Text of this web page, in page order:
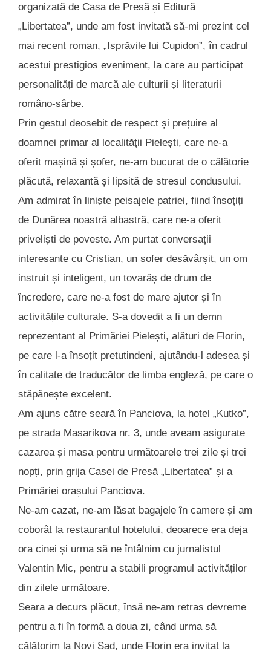
organizată de Casa de Presă și Editură
„Libertatea”, unde am fost invitată să-mi prezint cel
mai recent roman, „Isprăvile lui Cupidon”, în cadrul
acestui prestigios eveniment, la care au participat
personalități de marcă ale culturii și literaturii
româno-sârbe.
Prin gestul deosebit de respect și prețuire al
doamnei primar al localității Pielești, care ne-a
oferit mașină și șofer, ne-am bucurat de o călătorie
plăcută, relaxantă și lipsită de stresul condusului.
Am admirat în liniște peisajele patriei, fiind însoțiți
de Dunărea noastră albastră, care ne-a oferit
priveliști de poveste. Am purtat conversații
interesante cu Cristian, un șofer desăvârșit, un om
instruit și inteligent, un tovarăș de drum de
încredere, care ne-a fost de mare ajutor și în
activitățile culturale. S-a dovedit a fi un demn
reprezentant al Primăriei Pielești, alături de Florin,
pe care l-a însoțit pretutindeni, ajutându-l adesea și
în calitate de traducător de limba engleză, pe care o
stăpânește excelent.
Am ajuns către seară în Panciova, la hotel „Kutko”,
pe strada Masarikova nr. 3, unde aveam asigurate
cazarea și masa pentru următoarele trei zile și trei
nopți, prin grija Casei de Presă „Libertatea” și a
Primăriei orașului Panciova.
Ne-am cazat, ne-am lăsat bagajele în camere și am
coborât la restaurantul hotelului, deoarece era deja
ora cinei și urma să ne întâlnim cu jurnalistul
Valentin Mic, pentru a stabili programul activităților
din zilele următoare.
Seara a decurs plăcut, însă ne-am retras devreme
pentru a fi în formă a doua zi, când urma să
călătorim la Novi Sad, unde Florin era invitat la